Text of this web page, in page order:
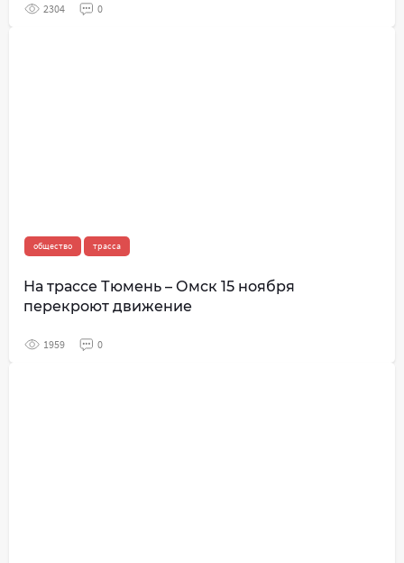
2304 0
общество трасса
На трассе Тюмень – Омск 15 ноября
перекроют движение
1959 0